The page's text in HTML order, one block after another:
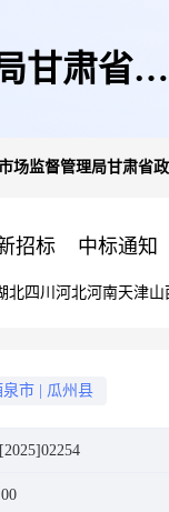
甘肃省政
场监督管理局甘肃省
招标 中标通知
北四川 河北河南天津山
泉市 瓜州县